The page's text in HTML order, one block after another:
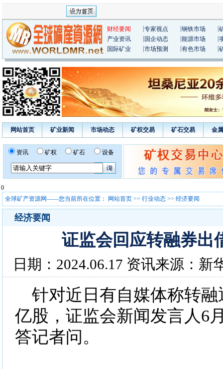
财经要闻 专家视点 钢铁市场
产业资讯
国企动态 能源市场
国际矿业
市场预测 有色市场
网站首页 矿业新闻 市场动态 矿权交易 矿石交易 金
资讯 矿权 矿石 设备
0
全球矿产资源网——您当前所在位置：
网站首页 >> 行业动态 >> 经济要闻
经济要闻
证监会回应转融券出
日期：2024.06.17 资讯来源：新
针对近日有自媒体称转融
亿股，证监会新闻发言人6
答记者问。